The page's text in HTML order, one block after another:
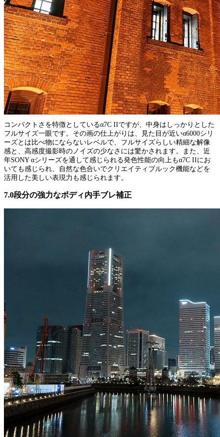
コンパクトさを特徴としているα7C IIですが、中身はしっかりとした
フルサイズ一眼です。その画の仕上がりは、見た目が近いα6000シリ
ーズとは比べ物にならないレベルで、フルサイズらしい精細な解像
感と、高感度撮影時のノイズの少なさには驚かされます。また、近
年SONY αシリーズを通して感じられる発色性能の向上もα7C IIにお
いても感じられ、自然な色合いでクリエイティブルック機能などを
活用した美しい表現力も感じられます。
7.0段分の強力なボディ内手ブレ補正